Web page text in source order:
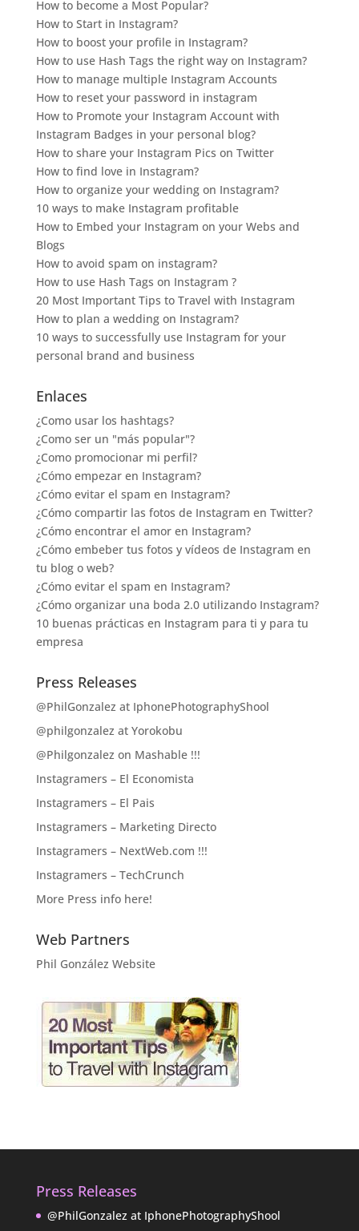
How to become a Most Popular?
How to Start in Instagram?
How to boost your profile in Instagram?
How to use Hash Tags the right way on Instagram?
How to manage multiple Instagram Accounts
How to reset your password in instagram
How to Promote your Instagram Account with
Instagram Badges in your personal blog?
How to share your Instagram Pics on Twitter
How to find love in Instagram?
How to organize your wedding on Instagram?
10 ways to make Instagram profitable
How to Embed your Instagram on your Webs and
Blogs
How to avoid spam on instagram?
How to use Hash Tags on Instagram ?
20 Most Important Tips to Travel with Instagram
How to plan a wedding on Instagram?
10 ways to successfully use Instagram for your
personal brand and business
Enlaces
¿Como usar los hashtags?
¿Como ser un "más popular"?
¿Como promocionar mi perfil?
¿Cómo empezar en Instagram?
¿Cómo evitar el spam en Instagram?
¿Cómo compartir las fotos de Instagram en Twitter?
¿Cómo encontrar el amor en Instagram?
¿Cómo embeber tus fotos y vídeos de Instagram en
tu blog o web?
¿Cómo evitar el spam en Instagram?
¿Cómo organizar una boda 2.0 utilizando Instagram?
10 buenas prácticas en Instagram para ti y para tu
empresa
Press Releases
@PhilGonzalez at IphonePhotographyShool
@philgonzalez at Yorokobu
@Philgonzalez on Mashable !!!
Instagramers – El Economista
Instagramers – El Pais
Instagramers – Marketing Directo
Instagramers – NextWeb.com !!!
Instagramers – TechCrunch
More Press info here!
Web Partners
Phil González Website
Press Releases
@PhilGonzalez at IphonePhotographyShool